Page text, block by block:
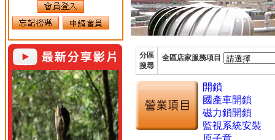
分區
搜尋
全區店家服務項目
開鎖
國產車開鎖
磁力鎖開鎖
監視系統安裝